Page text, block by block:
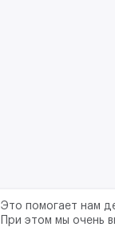
Это помогает нам
При этом мы очень